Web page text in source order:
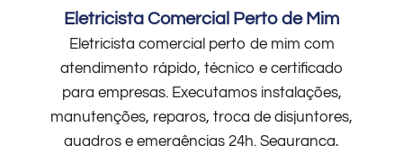
Eletricista Comercial Perto de Mim
Eletricista comercial perto de mim com
atendimento rápido, técnico e certificado
para empresas. Executamos instalações,
manutenções, reparos, troca de disjuntores,
quadros e emergências 24h. Segurança,